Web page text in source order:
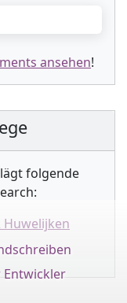
ansehen!
folgende
Huwelijken
Entwickler